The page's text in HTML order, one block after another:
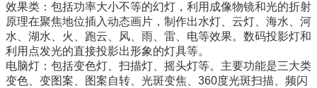
效果类：包括功率大小不等的幻灯，利用成像物镜和光的折射
原理在聚焦地位插入动态画片，制作出水灯、云灯、海水、河
水、湖水、火、跑云、风、雨、雷、电等效果。数码投影灯和
利用点发光的直接投影出形象的灯具等。
电脑灯：包括变色灯、扫描灯、摇头灯等。主要功能是三大类
变色、变图案、图案自转、光斑变焦、360度光斑扫描、频闪